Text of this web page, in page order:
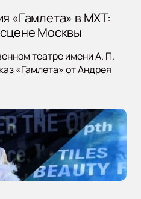
«Гамлета» в МХТ:
Москвы
театре имени А. П.
«Гамлета» от Андрея